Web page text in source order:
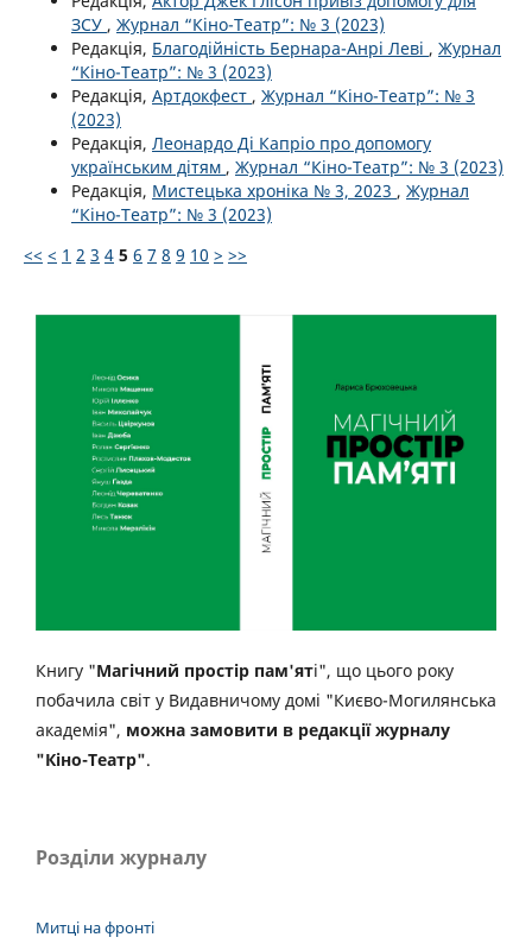
ЗСУ , Журнал “Кіно-Театр”: № 3 (2023)
Редакція, Благодійність Бернара-Анрі Леві , Журнал
“Кіно-Театр”: № 3 (2023)
Редакція, Артдокфест , Журнал “Кіно-Театр”: № 3
(2023)
Редакція, Леонардо Ді Капріо про допомогу
українським дітям , Журнал “Кіно-Театр”: № 3 (2023)
Редакція, Мистецька хроніка № 3, 2023 , Журнал
“Кіно-Театр”: № 3 (2023)
<< < 1 2 3 4 5 6 7 8 9 10 > >>
Книгу "Магічний простір пам'яті", що цього року
побачила світ у Видавничому домі "Києво-Могилянська
академія", можна замовити в редакції журналу
"Кіно-Театр".
Розділи журналу
Митці на фронті